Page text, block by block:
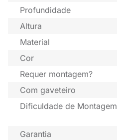
Profundidade
Altura
Material
Cor
Requer montagem?
Com gaveteiro
Dificuldade de Montagem
Garantia